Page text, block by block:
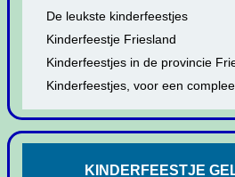
De leukste kinderfeestjes
Kinderfeestje Friesland
Kinderfeestjes in de provincie
Kinderfeestjes, voor een
KINDERFEESTJE